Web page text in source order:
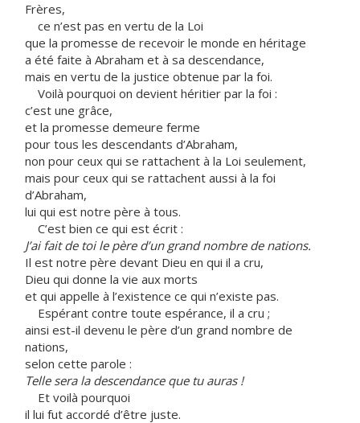
Frères,
ce n’est pas en vertu de la Loi
que la promesse de recevoir le monde en héritage
a été faite à Abraham et à sa descendance,
mais en vertu de la justice obtenue par la foi.
Voilà pourquoi on devient héritier par la foi :
c’est une grâce,
et la promesse demeure ferme
pour tous les descendants d’Abraham,
non pour ceux qui se rattachent à la Loi seulement,
mais pour ceux qui se rattachent aussi à la foi
d’Abraham,
lui qui est notre père à tous.
C’est bien ce qui est écrit :
J’ai fait de toi le père d’un grand nombre de nations.
Il est notre père devant Dieu en qui il a cru,
Dieu qui donne la vie aux morts
et qui appelle à l’existence ce qui n’existe pas.
Espérant contre toute espérance, il a cru ;
ainsi est-il devenu le père d’un grand nombre de
nations,
selon cette parole :
Telle sera la descendance que tu auras !
Et voilà pourquoi
il lui fut accordé d’être juste.